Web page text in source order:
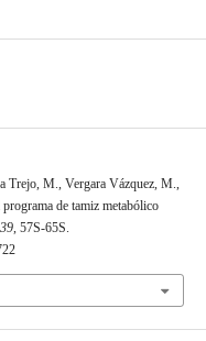
Trejo, M., Vergara Vázquez, M.,
de tamiz metabólico
39, 57S-65S.